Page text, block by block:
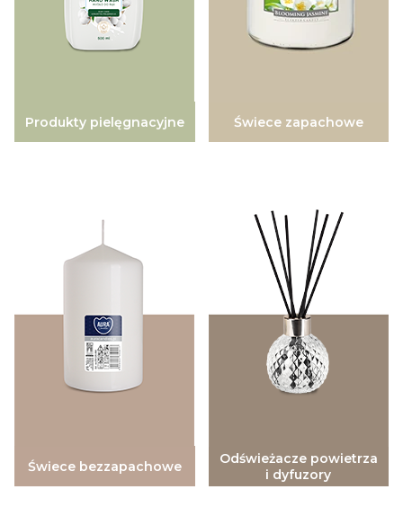
Produkty pielęgnacyjne Świece zapachowe
Świece bezzapachowe
Odświeżacze powietrza
i dyfuzory